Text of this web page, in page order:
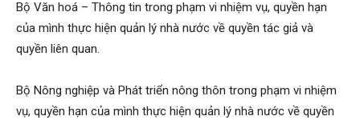
Bộ Văn hoá – Thông tin trong phạm vi nhiệm vụ, quyền hạn
của mình thực hiện quản lý nhà nước về quyền tác giả và
quyền liên quan.
Bộ Nông nghiệp và Phát triển nông thôn trong phạm vi nhiệm
vụ, quyền hạn của mình thực hiện quản lý nhà nước về quyền